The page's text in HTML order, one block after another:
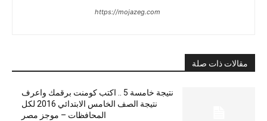
https://mojazeg.com
مقالات ذات صلة
نتيجة خامسة 5 .. اكتب كومنت برقمك واعرف
نتيجة الصف الخامس الابتدائي 2016 لكل
المحافظات – موجز مصر